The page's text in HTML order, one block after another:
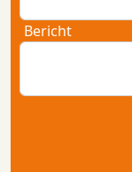
Bericht